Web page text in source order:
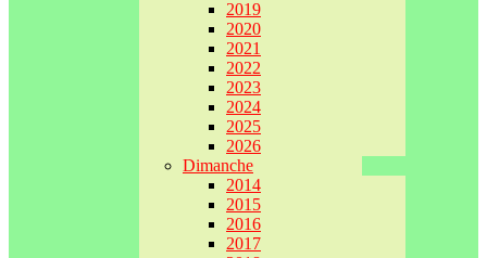
2019
2020
2021
2022
2023
2024
2025
2026
Dimanche
2014
2015
2016
2017